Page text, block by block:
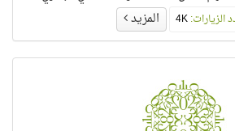
الزيارات: المزيد